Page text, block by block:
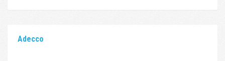
Adecco